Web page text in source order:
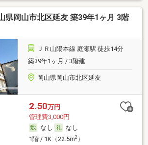
県岡山市北区延友 築39年1ヶ月 3階
ＪＲ山陽本線 庭瀬駅 徒歩14分
築39年1ヶ月 / 3階建
岡山県岡山市北区延友
2.50万円
管理費3,000円
なし
なし
1階 / 1K（22.5m2）